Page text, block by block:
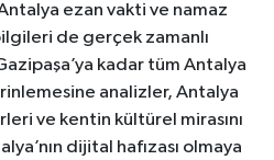
ezan vakti ve namaz
de gerçek zamanlı
kadar tüm Antalya
analizler, Antalya
ve kentin kültürel mirasını
dijital hafızası olmaya